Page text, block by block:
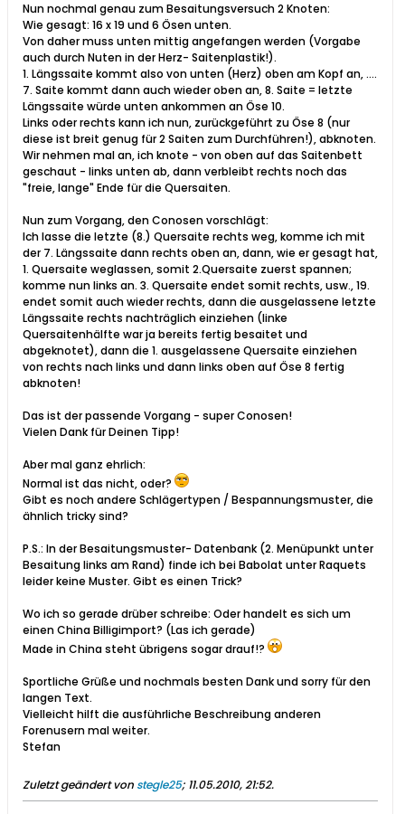
Nun nochmal genau zum Besaitungsversuch 2 Knoten:
Wie gesagt: 16 x 19 und 6 Ösen unten.
Von daher muss unten mittig angefangen werden (Vorgabe
auch durch Nuten in der Herz- Saitenplastik!).
1. Längssaite kommt also von unten (Herz) oben am Kopf an, ....
7. Saite kommt dann auch wieder oben an, 8. Saite = letzte
Längssaite würde unten ankommen an Öse 10.
Links oder rechts kann ich nun, zurückgeführt zu Öse 8 (nur
diese ist breit genug für 2 Saiten zum Durchführen!), abknoten.
Wir nehmen mal an, ich knote - von oben auf das Saitenbett
geschaut - links unten ab, dann verbleibt rechts noch das
"freie, lange" Ende für die Quersaiten.
Nun zum Vorgang, den Conosen vorschlägt:
Ich lasse die letzte (8.) Quersaite rechts weg, komme ich mit
der 7. Längssaite dann rechts oben an, dann, wie er gesagt hat,
1. Quersaite weglassen, somit 2.Quersaite zuerst spannen;
komme nun links an. 3. Quersaite endet somit rechts, usw., 19.
endet somit auch wieder rechts, dann die ausgelassene letzte
Längssaite rechts nachträglich einziehen (linke
Quersaitenhälfte war ja bereits fertig besaitet und
abgeknotet), dann die 1. ausgelassene Quersaite einziehen
von rechts nach links und dann links oben auf Öse 8 fertig
abknoten!
Das ist der passende Vorgang - super Conosen!
Vielen Dank für Deinen Tipp!
Aber mal ganz ehrlich:
Normal ist das nicht, oder?
Gibt es noch andere Schlägertypen / Bespannungsmuster, die
ähnlich tricky sind?
P.S.: In der Besaitungsmuster- Datenbank (2. Menüpunkt unter
Besaitung links am Rand) finde ich bei Babolat unter Raquets
leider keine Muster. Gibt es einen Trick?
Wo ich so gerade drüber schreibe: Oder handelt es sich um
einen China Billigimport? (Las ich gerade)
Made in China steht übrigens sogar drauf!?
Sportliche Grüße und nochmals besten Dank und sorry für den
langen Text.
Vielleicht hilft die ausführliche Beschreibung anderen
Forenusern mal weiter.
Stefan
Zuletzt geändert von stegle25; 11.05.2010, 21:52.